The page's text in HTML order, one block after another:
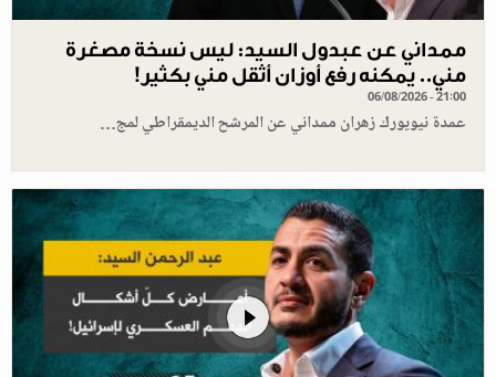
ممداني عن عبدول السيد: ليس نسخة مصغرة
مني.. يمكنه رفع أوزان أثقل مني بكثير!
06/08/2026 - 21:00
عمدة نيويورك زهران ممداني عن المرشح الديمقراطي لمج…